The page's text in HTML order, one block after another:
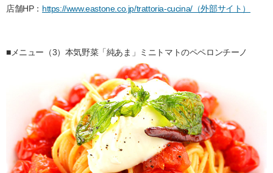
店舗HP： https://www.eastone.co.jp/trattoria-cucina/（外部サイト）
■メニュー（3）本気野菜「純あま」ミニトマトのペペロンチーノ